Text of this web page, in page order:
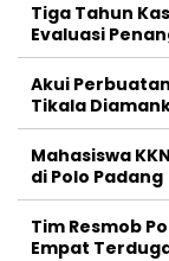
Tiga Tahun
Evaluasi
Akui
Tikala
Mahasiswa
di Polo Padang
Tim Resmob
Empat